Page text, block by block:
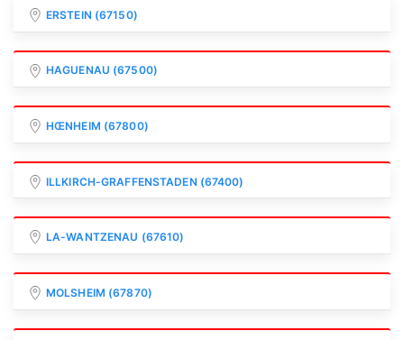
ERSTEIN (67150)
HAGUENAU (67500)
HŒNHEIM (67800)
ILLKIRCH-GRAFFENSTADEN (67400)
LA-WANTZENAU (67610)
MOLSHEIM (67870)